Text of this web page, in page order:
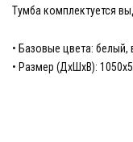
Тумба комплектуется
• Базовые цвета:
• Размер (ДхШхВ):